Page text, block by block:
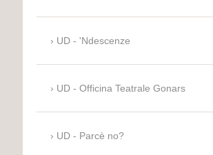
UD - 'Ndescenze
UD - Officina Teatrale Gonars
UD - Parcè no?